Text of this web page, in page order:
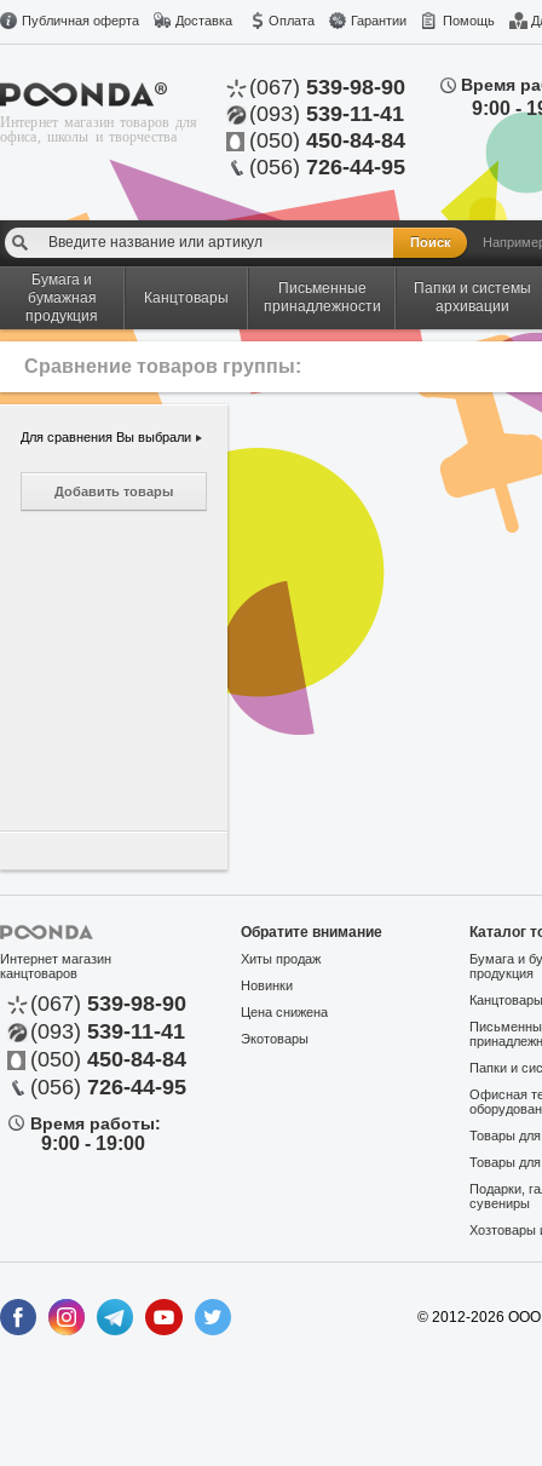
Публичная оферта Доставка Оплата Гарантии Помощь
Интернет магазин товаров для
офиса, школы и творчества
(067) 539-98-90
(093) 539-11-41
(050) 450-84-84
(056) 726-44-95
Время
9:00 -
Бумага и
бумажная
продукция
Канцтовары
Письменные
принадлежности
Папки и системы
архивации
Сравнение товаров группы:
Для сравнения Вы выбрали
Добавить товары
Интернет магазин
канцтоваров
(067) 539-98-90
(093) 539-11-41
(050) 450-84-84
(056) 726-44-95
Время работы:
9:00 - 19:00
Обратите внимание
Хиты продаж
Новинки
Цена снижена
Экотовары
Каталог
Бумага и
продукция
Папки и
Офисная
Товары
Товары
Подарки,
сувениры
Хозтовары
© 2012-2026